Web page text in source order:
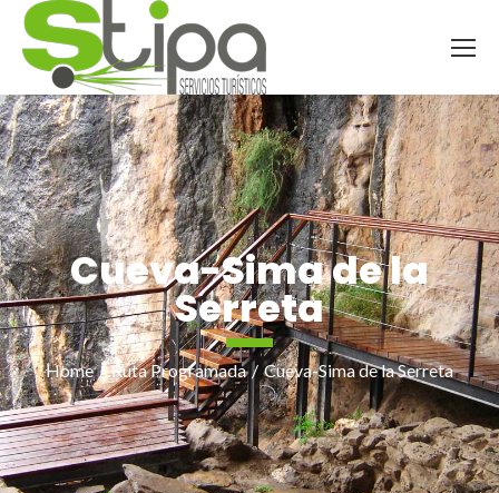
Cueva-Sima de la
Serreta
You are here:
Home Ruta Programada Cueva-Sima de la Serreta